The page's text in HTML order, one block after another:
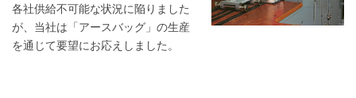
各社供給不可能な状況に陥りました
が、当社は「アースバッグ」の生産
を通じて要望にお応えしました。